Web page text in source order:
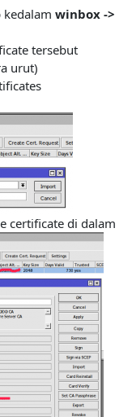
winbox ->
tersebut
urut)
certificate di dalam